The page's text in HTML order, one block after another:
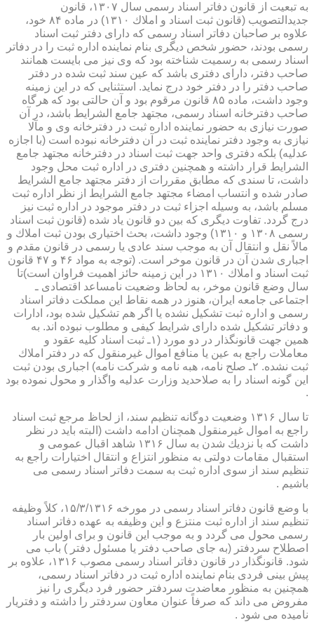
به تبعیت از قانون دفاتر اسناد رسمی سال ۱۳۰۷، قانون
جدیدالتصویب (قانون ثبت اسناد و املاك ۱۳۱۰) در ماده ۸۴ خود،
علاوه بر صاحبان دفاتر اسناد رسمی كه دارای دفتر ثبت اسناد
رسمی بودند، حضور شخص دیگری بنام نماینده اداره ثبت را در دفاتر
اسناد رسمی به رسمیت شناخته بود كه وی نیز می بایست همانند
صاحب دفتر، دارای دفتری باشد كه عین سند ثبت شده در دفتر
صاحب دفتر را در دفتر خود درج نماید. استثنایی كه در این زمینه
وجود داشت، ماده ۸۵ قانون مرقوم بود و آن حالتی بود كه هرگاه
صاحب دفترخانه اسناد رسمی، مجتهد جامع الشرایط باشد، در آن
صورت نیازی به حضور نماینده اداره ثبت در دفترخانه وی و مآلا
نیازی به وجود دفتر نماینده ثبت در آن دفترخانه نبوده است (با اجازه
عدلیه) بلكه دفتری واحد جهت ثبت اسناد در دفترخانه مجتهد جامع
الشرایط قرار داشته و همچنین دفتری در اداره ثبت محل وجود
داشت، تا سندی كه مطابق مقررات از دفتر مجتهد جامع الشرایط
صادر شده و انتساب امضاء مجتهد جامع الشرایط از نظر اداره ثبت
مسلم باشد، به وسیله اجزاء ثبت در دفتر موجود در اداره ثبت نیز
درج گردد. تفاوت دیگری كه بین دو قانون یاد شده (قانون ثبت اسناد
رسمی ۱۳۰۸ و ۱۳۱۰) وجود داشت، بحث اختیاری بودن ثبت املاك و
مالاً نقل و انتقال آن به موجب سند عادی یا رسمی در قانون مقدم و
اجباری شدن آن در قانون موخر است. (توجه به مواد ۴۶ و ۴۷ قانون
ثبت اسناد و املاك ۱۳۱۰ در این زمینه حائز اهمیت فراوان است)تا
سال وضع قانون موخر، به لحاظ وضعیت نامساعد اقتصادی ـ
اجتماعی جامعه ایران، هنوز در همه نقاط این مملكت دفاتر اسناد
رسمی و اداره ثبت تشكیل نشده یا اگر هم تشكیل شده بود، ادارات
و دفاتر تشكیل شده دارای شرایط كیفی و مطلوب نبوده اند. به
همین جهت قانونگذار در دو مورد (۱ـ ثبت اسناد كلیه عقود و
معاملات راجع به عین یا منافع اموال غیرمنقول كه در دفتر املاك
ثبت نشده. ۲ـ صلح نامه، هبه نامه و شركت نامه) اجباری بودن ثبت
این گونه اسناد را به صلاحدید وزارت عدلیه واگذار و محول نموده بود
.
تا سال ۱۳۱۶ وضعیت دوگانه تنظیم سند، از لحاظ مرجع ثبت اسناد
راجع به اموال غیرمنقول همچنان ادامه داشت (البته باید در نظر
داشت كه با نزدیك شدن به سال ۱۳۱۶ شاهد اقبال عمومی و
استقبال مقامات دولتی به منظور انتزاع و انتقال اختیارات راجع به
تنظیم سند از سوی اداره ثبت به سمت دفاتر اسناد رسمی می
باشیم .
با وضع قانون دفاتر اسناد رسمی در مورخه ۱۵/۳/۱۳۱۶، كلاً وظیفه
تنظیم سند از اداره ثبت منتزع و این وظیفه به عهده دفاتر اسناد
رسمی محول می گردد و به موجب این قانون و برای اولین بار
اصطلاح سردفتر (به جای صاحب دفتر یا مسئول دفتر ) باب می
شود. قانونگذار در قانون دفاتر اسناد رسمی مصوب ۱۳۱۶، علاوه بر
پیش بینی فردی بنام نماینده اداره ثبت در دفاتر اسناد رسمی،
همچنین به منظور معاضدت سردفتر حضور فرد دیگری را نیز
مفروض می داند كه صرفاً عنوان معاون سردفتر را داشته و دفتریار
نامیده می شود .